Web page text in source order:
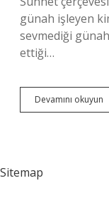
günah işleyen
sevmediği
ettiği…
Devamını okuyun
Sitemap